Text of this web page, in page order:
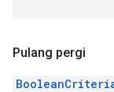
Pulang pergi